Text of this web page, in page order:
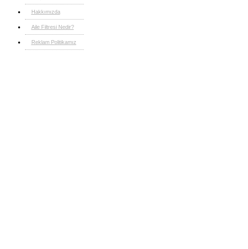
Hakkımızda
Aile Filtresi Nedir?
Reklam Politikamız